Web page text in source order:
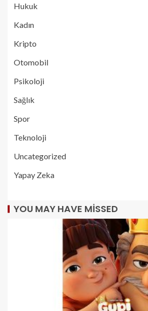
Hukuk
Kadın
Kripto
Otomobil
Psikoloji
Sağlık
Spor
Teknoloji
Uncategorized
Yapay Zeka
YOU MAY HAVE MISSED